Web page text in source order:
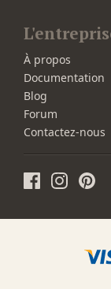
À propos
Documentation
Blog
Forum
Contactez-nous